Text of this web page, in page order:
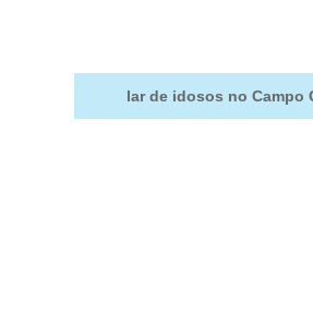
lar de idosos no Campo